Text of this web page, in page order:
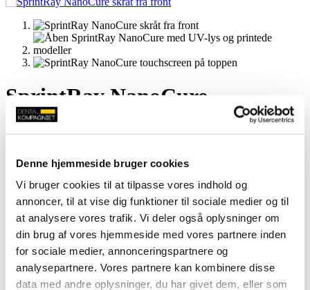
Denne hjemmeside bruger cookies
Vi bruger cookies til at tilpasse vores indhold og
annoncer, til at vise dig funktioner til sociale medier og til
at analysere vores trafik. Vi deler også oplysninger om
din brug af vores hjemmeside med vores partnere inden
for sociale medier, annonceringspartnere og
analysepartnere. Vores partnere kan kombinere disse
data med andre oplysninger, du har givet dem, eller som
SprintRay NanoCure
hærde dine 3D-printede dele på få minutter uden brug af nitrogen.
Specielt designet til at hærde små mængder med maksimal
hastighed.
Med et innovativt termisk reguleringssystem, som bruger en lydløs
blæser og atmosfærisk luft til at holde hærdekammeret på den
perfekte temperatur, mens det forbliver lydløst under drift.
Maskinens smarte teknik sørger for at hele materialet er
gennemhærdet.